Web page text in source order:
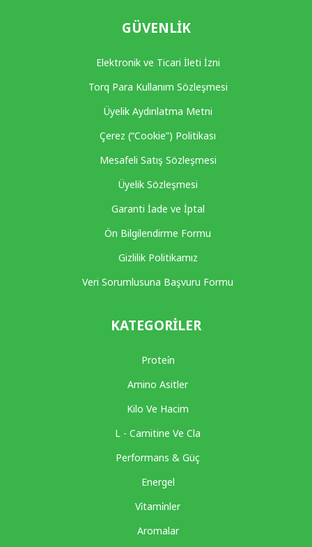
GÜVENLIK
Elektronik ve Ticari İleti İzni
Torq Para Kullanım Sözleşmesi
Üyelik Aydınlatma Metni
Çerez (“Cookie”) Politikası
Mesafeli Satış Sözleşmesi
Üyelik Sözleşmesi
Garanti İade ve İptal
Ön Bilgilendirme Formu
Gizlilik Politikamız
Veri Sorumlusuna Başvuru Formu
KATEGORILER
Protei̇n
Amino Asitler
Kilo Ve Hacim
L - Carnitine Ve Cla
Performans & Güç
Energel
Vi̇tami̇nler
Aromalar